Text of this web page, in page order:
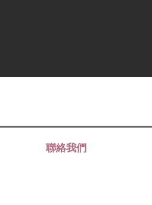
聯絡我們